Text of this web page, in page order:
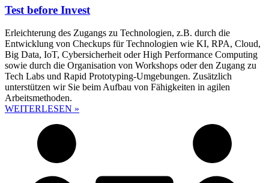
Test before Invest
Erleichterung des Zugangs zu Technologien, z.B. durch die
Entwicklung von Checkups für Technologien wie KI, RPA, Cloud,
Big Data, IoT, Cybersicherheit oder High Performance Computing
sowie durch die Organisation von Workshops oder den Zugang zu
Tech Labs und Rapid Prototyping-Umgebungen. Zusätzlich
unterstützen wir Sie beim Aufbau von Fähigkeiten in agilen
Arbeitsmethoden.
WEITERLESEN »